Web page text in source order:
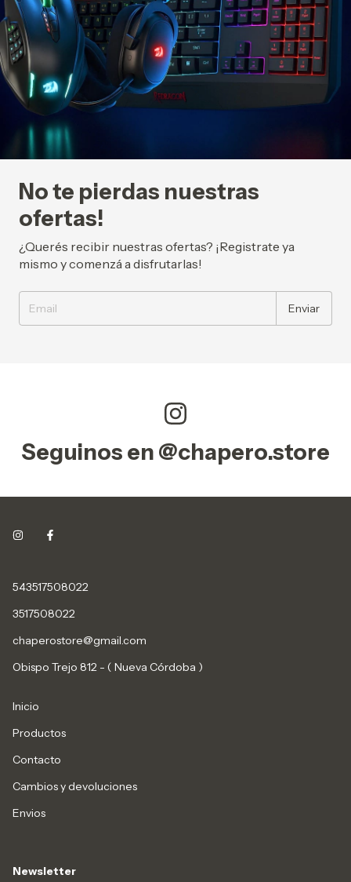
No te pierdas nuestras
ofertas!
¿Querés recibir nuestras ofertas? ¡Registrate ya
mismo y comenzá a disfrutarlas!
Seguinos en @chapero.store
543517508022
3517508022
chaperostore@gmail.com
Obispo Trejo 812 - ( Nueva Córdoba )
Inicio
Productos
Contacto
Cambios y devoluciones
Envios
Newsletter